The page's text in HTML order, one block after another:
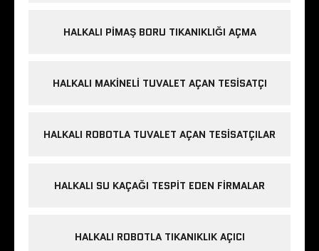
HALKALI PIMAŞ BORU TIKANIKLIĞI AÇMA
HALKALI MAKINELI TUVALET AÇAN TESISATÇI
HALKALI ROBOTLA TUVALET AÇAN TESISATÇILAR
HALKALI SU KAÇAĞI TESPIT EDEN FIRMALAR
HALKALI ROBOTLA TIKANIKLIK AÇICI